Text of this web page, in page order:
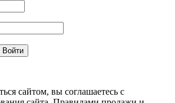
Войти
сайтом, вы соглашаетесь с